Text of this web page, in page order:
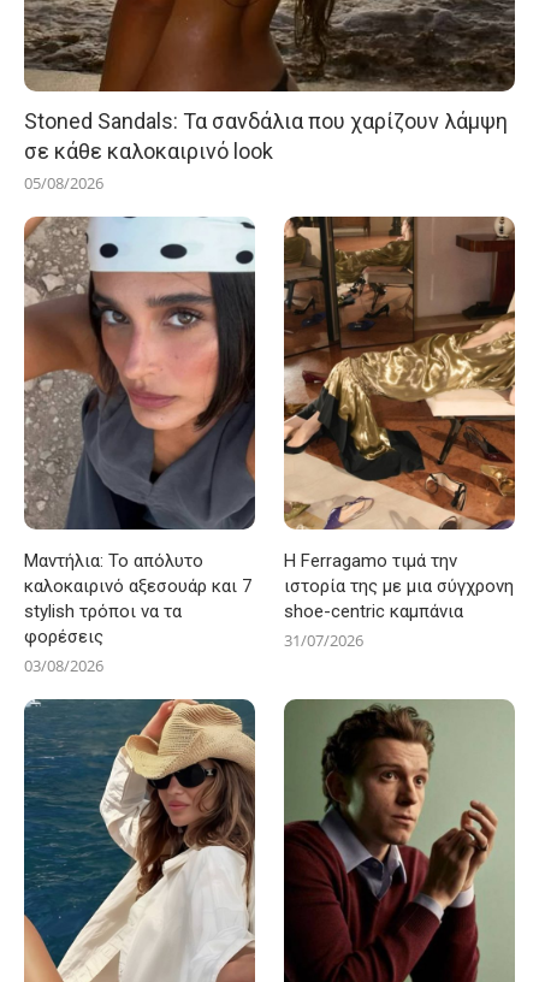
Stoned Sandals: Τα σανδάλια που χαρίζουν λάμψη
σε κάθε καλοκαιρινό look
05/08/2026
Μαντήλια: Το απόλυτο
καλοκαιρινό αξεσουάρ και 7
stylish τρόποι να τα
φορέσεις
03/08/2026
Η Ferragamo τιμά την
ιστορία της με μια σύγχρονη
shoe-centric καμπάνια
31/07/2026